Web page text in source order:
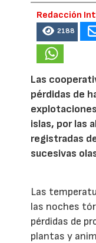
Redacción
2188
Las
pérdidas de
islas, por las
registradas
sucesivas
Las
las noches
pérdidas de
plantas y